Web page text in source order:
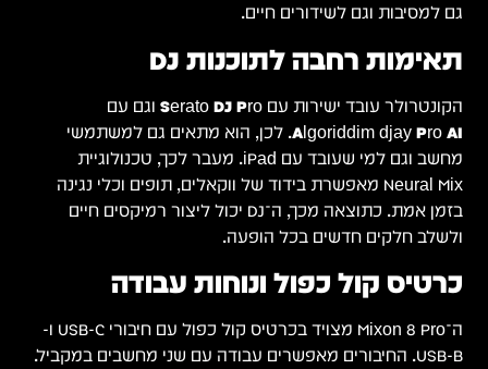
גם למסיבות וגם לשידורים חיים.
תאימות רחבה לתוכנות DJ
הקונטרולר עובד ישירות עםSerato DJ Pro וגם עם
Algoriddim djay Pro AI. לכן, הוא מתאים גם למשתמשי
מחשב וגם למי שעובד עם iPad. מעבר לכך, טכנולוגיית
Neural Mix מאפשרת בידוד של ווקאלים, תופים וכלי נגינה
בזמן אמת. כתוצאה מכך, ה־DJ יכול ליצור רמיקסים חיים
ולשלב חלקים חדשים בכל הופעה.
כרטיס קול כפול ונוחות עבודה
ה־Mixon 8 Pro מצויד בכרטיס קול כפול עם חיבורי USB-C ו-
USB-B. החיבורים מאפשרים עבודה עם שני מחשבים במקביל.